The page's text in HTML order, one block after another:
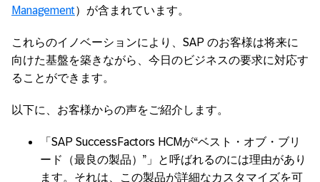
Management）が含まれています。
これらのイノベーションにより、SAP のお客様は将来に
向けた基盤を築きながら、今日のビジネスの要求に対応す
ることができます。
以下に、お客様からの声をご紹介します。
「SAP SuccessFactors HCMが“ベスト・オブ・ブリ
ード（最良の製品）”」と呼ばれるのには理由があり
ます。それは、この製品が詳細なカスタマイズを可